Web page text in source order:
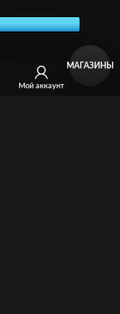
Мой аккаунт
МАГАЗИНЫ